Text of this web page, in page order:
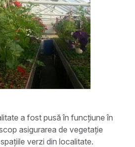
a fost pusă în funcțiune în
asigurarea de vegetație
verzi din localitate.